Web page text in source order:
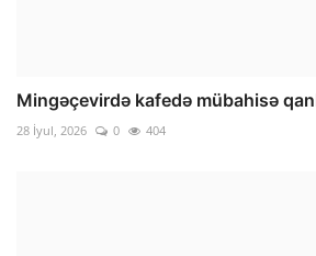
Mingəçevirdə kafedə mübahisə
28 İyul, 2026 0 404